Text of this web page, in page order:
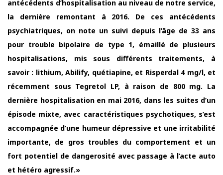
antécédents d’hospitalisation au niveau de notre service,
la dernière remontant à 2016. De ces antécédents
psychiatriques, on note un suivi depuis l’âge de 33 ans
pour trouble bipolaire de type 1, émaillé de plusieurs
hospitalisations, mis sous différents traitements, à
savoir : lithium, Abilify, quétiapine, et Risperdal 4 mg/l, et
récemment sous Tegretol LP, à raison de 800 mg. La
dernière hospitalisation en mai 2016, dans les suites d’un
épisode mixte, avec caractéristiques psychotiques, s’est
accompagnée d’une humeur dépressive et une irritabilité
importante, de gros troubles du comportement et un
fort potentiel de dangerosité avec passage à l’acte auto
et hétéro agressif.»